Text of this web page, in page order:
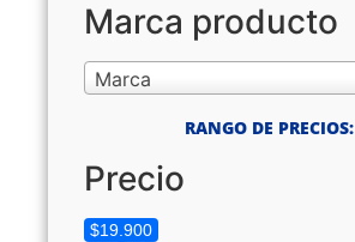
Marca producto
Marca
RANGO DE PRECIOS:
Precio
$19.900